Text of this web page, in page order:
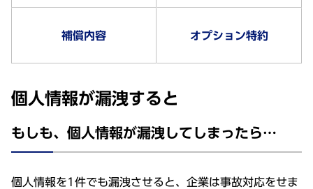
補償内容 オプション特約
個人情報が漏洩すると
もしも、個人情報が漏洩してしまったら…
個人情報を1件でも漏洩させると、企業は事故対応をせま